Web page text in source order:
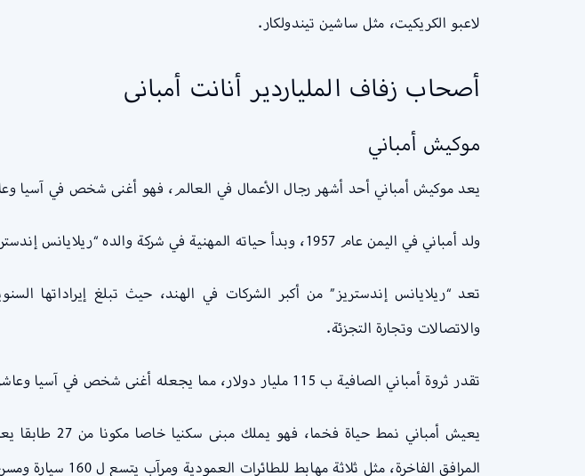
لاعبو الكريكيت، مثل ساشين تيندولكار.
أصحاب زفاف الملياردير أنانت أمبانى
موكيش أمباني
يعد موكيش أمباني أحد أشهر رجال الأعمال في العالم، فهو أغنى شخص في آسيا
ولد أمباني في اليمن عام 1957، وبدأ حياته المهنية في شركة والده “ريلايانس إندستريز”. ونجح في تحويل هذه الشركة إلى تكتل ضخم يعد من أكبر الشركات في الهند.
والاتصالات وتجارة التجزئة.
تقدر ثروة أمباني الصافية ب 115 مليار دولار، مما يجعله أغنى شخص في آسيا وعاشر أغنى رجل في العالم.
يعيش أمباني
المرافق الفاخرة، مثل ثلاثة مهابط للطائرات العمودية ومرآب يتسع ل 160 سيارة ومسرح سينما خاص ومسبح ومركز للياقة البدنية.